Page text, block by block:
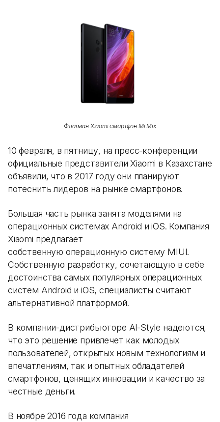
Флагман Xiaomi смартфон Mi Mix
10 февраля, в пятницу, на пресс-конференции
официальные представители Xiaomi в Казахстане
объявили, что в 2017 году они планируют
потеснить лидеров на рынке смартфонов.
Большая часть рынка занята моделями на
операционных системах Android и iOS. Компания
Xiaomi предлагает
собственную операционную систему MIUI.
Собственную разработку, сочетающую в себе
достоинства самых популярных операционных
систем Android и iOS, специалисты считают
альтернативной платформой.
В компании-дистрибьюторе Al-Style надеются,
что это решение привлечет как молодых
пользователей, открытых новым технологиям и
впечатлениям, так и опытных обладателей
смартфонов, ценящих инновации и качество за
честные деньги.
В ноябре 2016 года компания